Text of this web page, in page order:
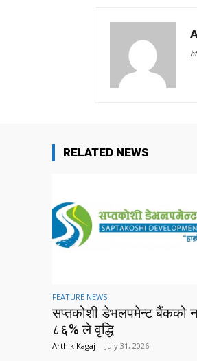
RELATED NEWS
FEATURE NEWS
सप्तकोशी डेभलपमेन्ट बैंकको
८६% ले वृद्धि
Arthik Kagaj - July 31, 2026